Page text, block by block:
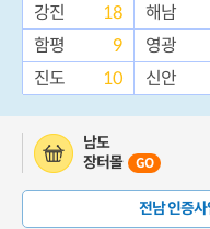
강진
18 해남
함평
9 영광
진도
10 신안
남도
장터몰
GO
전남 인증